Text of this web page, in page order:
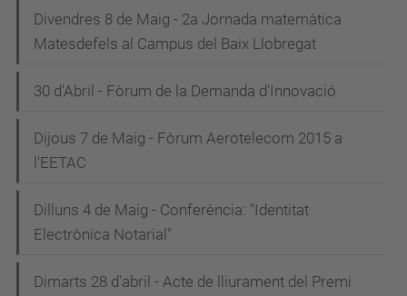
Divendres 8 de Maig - 2a Jornada matemàtica
Matesdefels al Campus del Baix Llobregat
30 d'Abril - Fòrum de la Demanda d'Innovació
Dijous 7 de Maig - Fòrum Aerotelecom 2015 a
l'EETAC
Dilluns 4 de Maig - Conferència: "Identitat
Electrònica Notarial"
Dimarts 28 d'abril - Acte de lliurament del Premi